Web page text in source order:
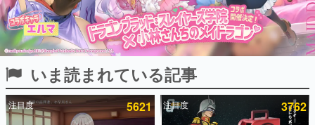
ピックアップ
電ファミのいま読まれている記事ランキング
いま読まれている記事
注目度 5621 注目度 3762